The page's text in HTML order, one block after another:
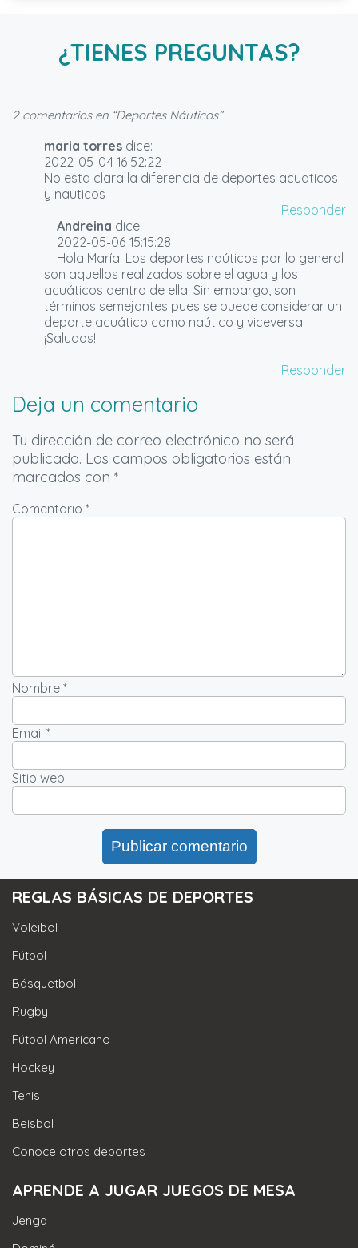
¿TIENES PREGUNTAS?
2 comentarios en “Deportes Náuticos”
maria torres dice:
2022-05-04 16:52:22
No esta clara la diferencia de deportes acuaticos
y nauticos
Responder
Andreina dice:
2022-05-06 15:15:28
Hola María: Los deportes naúticos por lo general
son aquellos realizados sobre el agua y los
acuáticos dentro de ella. Sin embargo, son
términos semejantes pues se puede considerar un
deporte acuático como naútico y viceversa.
¡Saludos!
Responder
Deja un comentario
Tu dirección de correo electrónico no será
publicada. Los campos obligatorios están
marcados con *
Comentario *
Nombre *
Email *
Sitio web
REGLAS BÁSICAS DE DEPORTES
Voleibol
Fútbol
Básquetbol
Rugby
Fútbol Americano
Hockey
Tenis
Beisbol
Conoce otros deportes
APRENDE A JUGAR JUEGOS DE MESA
Jenga